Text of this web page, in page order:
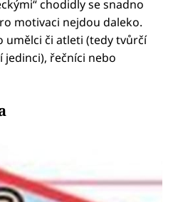
chodidly se snadno
motivaci nejdou daleko.
umělci či atleti (tedy tvůrčí
jedinci), řečníci nebo